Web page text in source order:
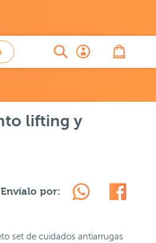
lifting y
Envíalo por:
set de cuidados antiarrugas